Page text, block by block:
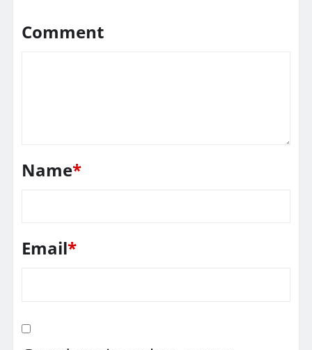
Comment
Name*
Email*